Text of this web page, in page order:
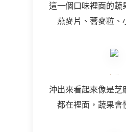
這一個口味裡面的蔬
燕麥片、蕎麥粒、
沖出來看起來像是芝
都在裡面，蔬果會